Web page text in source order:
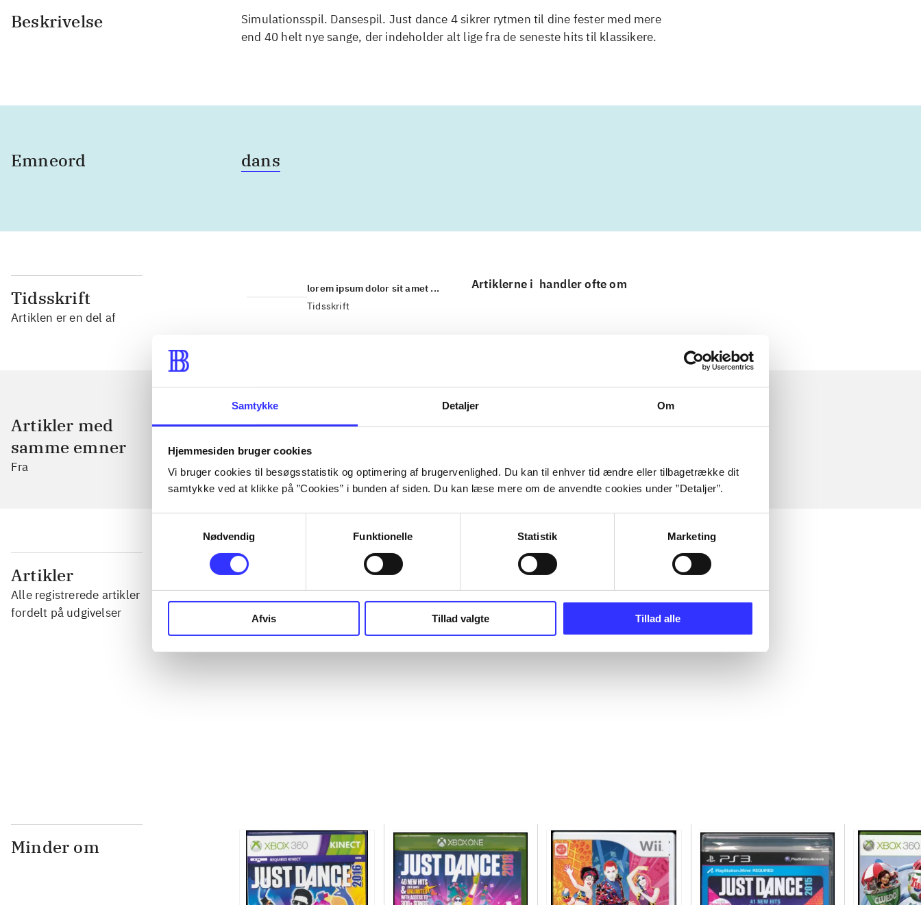
Samtykke Detaljer Om
Hjemmesiden bruger cookies
Vi bruger cookies til besøgsstatistik og optimering af brugervenlighed. Du kan til enhver tid ændre eller tilbagetrække dit
samtykke ved at klikke på ”Cookies” i bunden af siden. Du kan læse mere om de anvendte cookies under ”Detaljer”.
Nødvendig
Funktionelle Statistik Marketing
Afvis Tillad valgte Tillad alle
Beskrivelse
Simulationsspil. Dansespil. Just dance 4 sikrer rytmen til dine fester med mere
end 40 helt nye sange, der indeholder alt lige fra de seneste hits til klassikere.
Emneord dans
Tidsskrift
Artiklen er en del af
lorem ipsum dolor sit amet ...
Tidsskrift
Artiklerne i handler ofte om
Artikler med
samme emner
Fra
Artikler
Alle registrerede artikler
fordelt på udgivelser
...
...
Minder om